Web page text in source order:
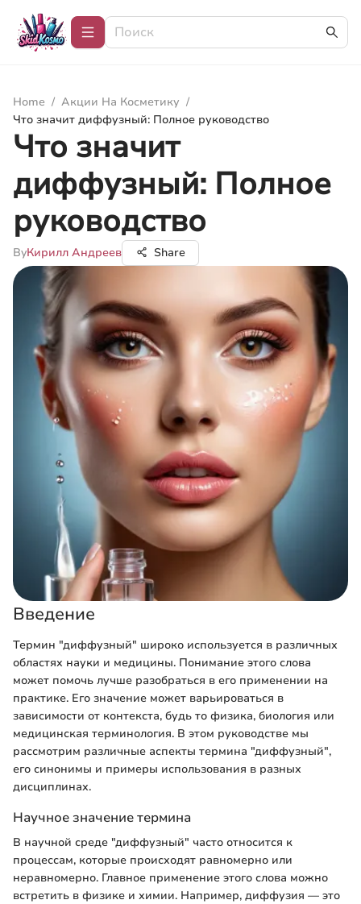
Home / Акции На Косметику /
Что значит диффузный: Полное руководство
Что значит
диффузный: Полное
руководство
ByКирилл Андреев Share
Введение
Термин "диффузный" широко используется в различных
областях науки и медицины. Понимание этого слова
может помочь лучше разобраться в его применении на
практике. Его значение может варьироваться в
зависимости от контекста, будь то физика, биология или
медицинская терминология. В этом руководстве мы
рассмотрим различные аспекты термина "диффузный",
его синонимы и примеры использования в разных
дисциплинах.
Научное значение термина
В научной среде "диффузный" часто относится к
процессам, которые происходят равномерно или
неравномерно. Главное применение этого слова можно
встретить в физике и химии. Например, диффузия — это